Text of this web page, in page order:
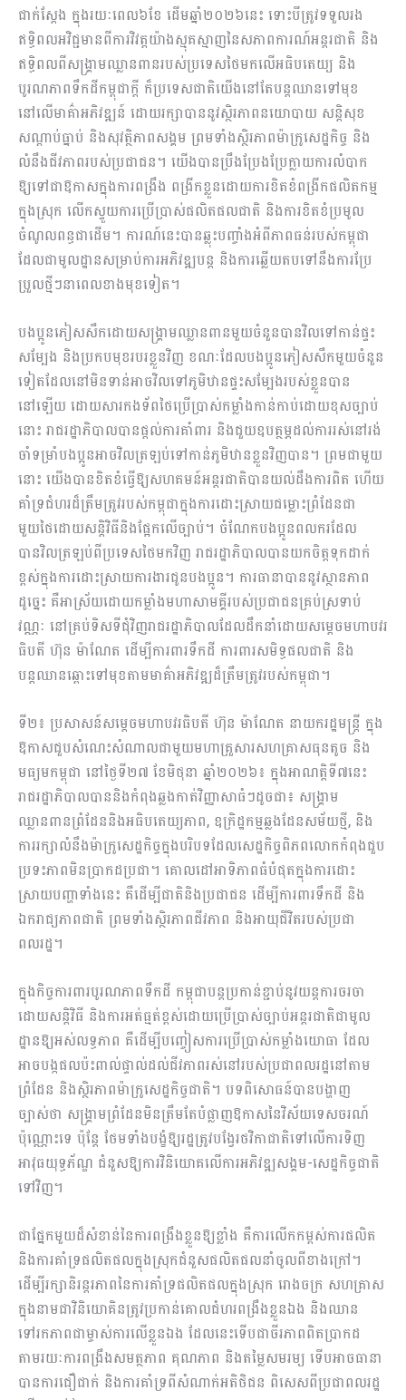
ជាក់ស្តែង ក្នុងរយៈពេល៦ខែ ដើមឆ្នាំ២០២៦នេះ ទោះបីត្រូវទទួលរង
ឥទ្ធិពលអវិជ្ជមានពីការវិវត្តយ៉ាងស្មុគស្មាញនៃសភាពការណ៍អន្តរជាតិ និង
ឥទ្ធិពលពីសង្គ្រាមឈ្លានពានរបស់ប្រទេសថៃមកលើអធិបតេយ្យ និង
បូរណភាពទឹកដីកម្ពុជាក្តី ក៏ប្រទេសជាតិយើងនៅតែបន្តឈានទៅមុខ
នៅលើមាគ៌ាអភិវឌ្ឍន៍ ដោយរក្សាបាននូវស្ថិរភាពនយោបាយ សន្តិសុខ
សណ្តាប់ធ្នាប់ និងសុវត្ថិភាពសង្គម ព្រមទាំងស្ថិរភាពម៉ាក្រូសេដ្ឋកិច្ច និង
លំនឹងជីវភាពរបស់ប្រជាជន។ យើងបានប្រឹងប្រែងប្រែក្លាយការលំបាក
ឱ្យទៅជាឱកាសក្នុងការពង្រឹង ពង្រីកខ្លួនដោយការខិតខំពង្រីកផលិតកម្ម
ក្នុងស្រុក លើកស្ទួយការប្រើប្រាស់ផលិតផលជាតិ និងការខិតខំប្រមូល
ចំណូលពន្ធជាដើម។ ការណ៍នេះបានឆ្លុះបញ្ចាំងអំពីភាពធន់របស់កម្ពុជា
ដែលជាមូលដ្ឋានសម្រាប់ការអភិវឌ្ឍបន្ត និងការឆ្លើយតបទៅនឹងការប្រែ
ប្រួលថ្មីៗនាពេលខាងមុខទៀត។
បងប្អូនភៀសសឹកដោយសង្គ្រាមឈ្លានពានមួយចំនួនបានវិលទៅកាន់ផ្ទះ
សម្បែង និងប្រកបមុខរបរខ្លួនវិញ ខណៈដែលបងប្អូនភៀសសឹកមួយចំនួន
ទៀតដែលនៅមិនទាន់អាចវិលទៅភូមិឋានផ្ទះសម្បែងរបស់ខ្លួនបាន
នៅឡើយ ដោយសារកងទ័ពថៃប្រើប្រាស់កម្លាំងកាន់កាប់ដោយខុសច្បាប់
នោះ រាជរដ្ឋាភិបាលបានផ្តល់ការគាំពារ និងជួយឧបត្ថម្ភដល់ការរស់នៅរង់
ចាំទម្រាំបងប្អូនអាចវិលត្រឡប់ទៅកាន់ភូមិឋានខ្លួនវិញបាន។ ព្រមជាមួយ
នោះ យើងបានខិតខំធ្វើឱ្យសហគមន៍អន្តរជាតិបានយល់ដឹងការពិត ហើយ
គាំទ្រជំហរដ៏ត្រឹមត្រូវរបស់កម្ពុជាក្នុងការដោះស្រាយជម្លោះព្រំដែនជា
មួយថៃដោយសន្តិវិធីនិងផ្អែកលើច្បាប់។ ចំណែកបងប្អូនពលករដែល
បានវិលត្រឡប់ពីប្រទេសថៃមកវិញ រាជរដ្ឋាភិបាលបានយកចិត្តទុកដាក់
ខ្ពស់ក្នុងការដោះស្រាយការងារជូនបងប្អូន។ ការធានាបាននូវស្ថានភាព
ដូច្នេះ គឺអាស្រ័យដោយកម្លាំងមហាសាមគ្គីរបស់ប្រជាជនគ្រប់ស្រទាប់
វណ្ណៈ នៅគ្រប់ទិសទីជុំវិញរាជរដ្ឋាភិបាលដែលដឹកនាំដោយសម្តេចមហាបវរ
ធិបតី ហ៊ុន ម៉ាណែត ដើម្បីការពារទឹកដី ការពារសមិទ្ធផលជាតិ និង
បន្តឈានឆ្ពោះទៅមុខតាមមាគ៌ាអភិវឌ្ឍដ៏ត្រឹមត្រូវរបស់កម្ពុជា។
ទី២៖ ប្រសាសន៍សម្តេចមហាបវរធិបតី ហ៊ុន ម៉ាណែត នាយករដ្ឋមន្ត្រី ក្នុង
ឱកាសជួបសំណេះសំណាលជាមួយមហាគ្រួសារសហគ្រាសធុនតូច និង
មធ្យមកម្ពុជា នៅថ្ងៃទី២៧ ខែមិថុនា ឆ្នាំ២០២៦៖ ក្នុងអាណត្តិទី៧នេះ
រាជរដ្ឋាភិបាលបាននិងកំពុងឆ្លងកាត់វិញ្ញាសាធំៗដូចជា៖ សង្គ្រាម
ឈ្លានពានព្រំដែននិងអធិបតេយ្យភាព, ឧក្រិដ្ឋកម្មឆ្លងដែនសម័យថ្មី, និង
ការរក្សាលំនឹងម៉ាក្រូសេដ្ឋកិច្ចក្នុងបរិបទដែលសេដ្ឋកិច្ចពិភពលោកកំពុងជួប
ប្រទះភាពមិនប្រាកដប្រជា។ គោលដៅអាទិភាពធំបំផុតក្នុងការដោះ
ស្រាយបញ្ហាទាំងនេះ គឺដើម្បីជាតិនិងប្រជាជន ដើម្បីការពារទឹកដី និង
ឯករាជ្យភាពជាតិ ព្រមទាំងស្ថិរភាពជីវភាព និងអាយុជីវិតរបស់ប្រជា
ពលរដ្ឋ។
ក្នុងកិច្ចការពារបូរណភាពទឹកដី កម្ពុជាបន្តប្រកាន់ខ្ជាប់នូវយន្តការចរចា
ដោយសន្តិវិធី និងការអត់ធ្មត់ខ្ពស់ដោយប្រើប្រាស់ច្បាប់អន្តរជាតិជាមូល
ដ្ឋានឱ្យអស់លទ្ធភាព គឺដើម្បីបញ្ចៀសការប្រើប្រាស់កម្លាំងយោធា ដែល
អាចបង្កផលប៉ះពាល់ផ្ទាល់ដល់ជីវភាពរស់នៅរបស់ប្រជាពលរដ្ឋនៅតាម
ព្រំដែន និងស្ថិរភាពម៉ាក្រូសេដ្ឋកិច្ចជាតិ។ បទពិសោធន៍បានបង្ហាញ
ច្បាស់ថា សង្គ្រាមព្រំដែនមិនត្រឹមតែបំផ្លាញឱកាសនៃវិស័យទេសចរណ៍
ប៉ុណ្ណោះទេ ប៉ុន្តែ ថែមទាំងបង្ខំឱ្យរដ្ឋត្រូវបង្វែរថវិកាជាតិទៅលើការទិញ
អាវុធយុទ្ធភ័ណ្ឌ ជំនួសឱ្យការវិនិយោគលើការអភិវឌ្ឍសង្គម-សេដ្ឋកិច្ចជាតិ
ទៅវិញ។
ជាផ្នែកមួយដ៏សំខាន់នៃការពង្រឹងខ្លួនឱ្យខ្លាំង គឺការលើកកម្ពស់ការផលិត
និងការគាំទ្រផលិតផលក្នុងស្រុកជំនួសផលិតផលនាំចូលពីខាងក្រៅ។
ដើម្បីរក្សានិរន្តរភាពនៃការគាំទ្រផលិតផលក្នុងស្រុក រោងចក្រ សហគ្រាស
ក្នុងនាមជាវិនិយោគិនត្រូវប្រកាន់គោលជំហរពង្រឹងខ្លួនឯង និងឈាន
ទៅរកភាពជាម្ចាស់ការលើខ្លួនឯង ដែលនេះទើបជាចីរភាពពិតប្រាកដ
តាមរយៈការពង្រឹងសមត្ថភាព គុណភាព និងតម្លៃសមរម្យ ទើបអាចធានា
បានការជឿជាក់ និងការគាំទ្រពីសំណាក់អតិថិជន ពិសេសពីប្រជាពលរដ្ឋ